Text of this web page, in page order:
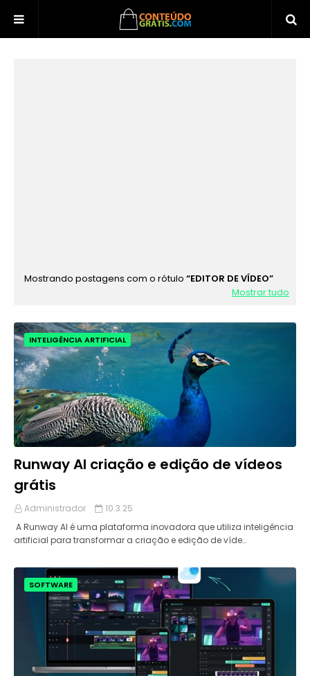
Mostrando postagens com o rótulo EDITOR DE VÍDEO
Mostrar tudo
INTELIGÊNCIA ARTIFICIAL
Runway AI criação e edição de vídeos
grátis
Administrador
10.3.25
​ A Runway AI é uma plataforma inovadora que utiliza inteligência
artificial para transformar a criação e edição de víde…
SOFTWARE